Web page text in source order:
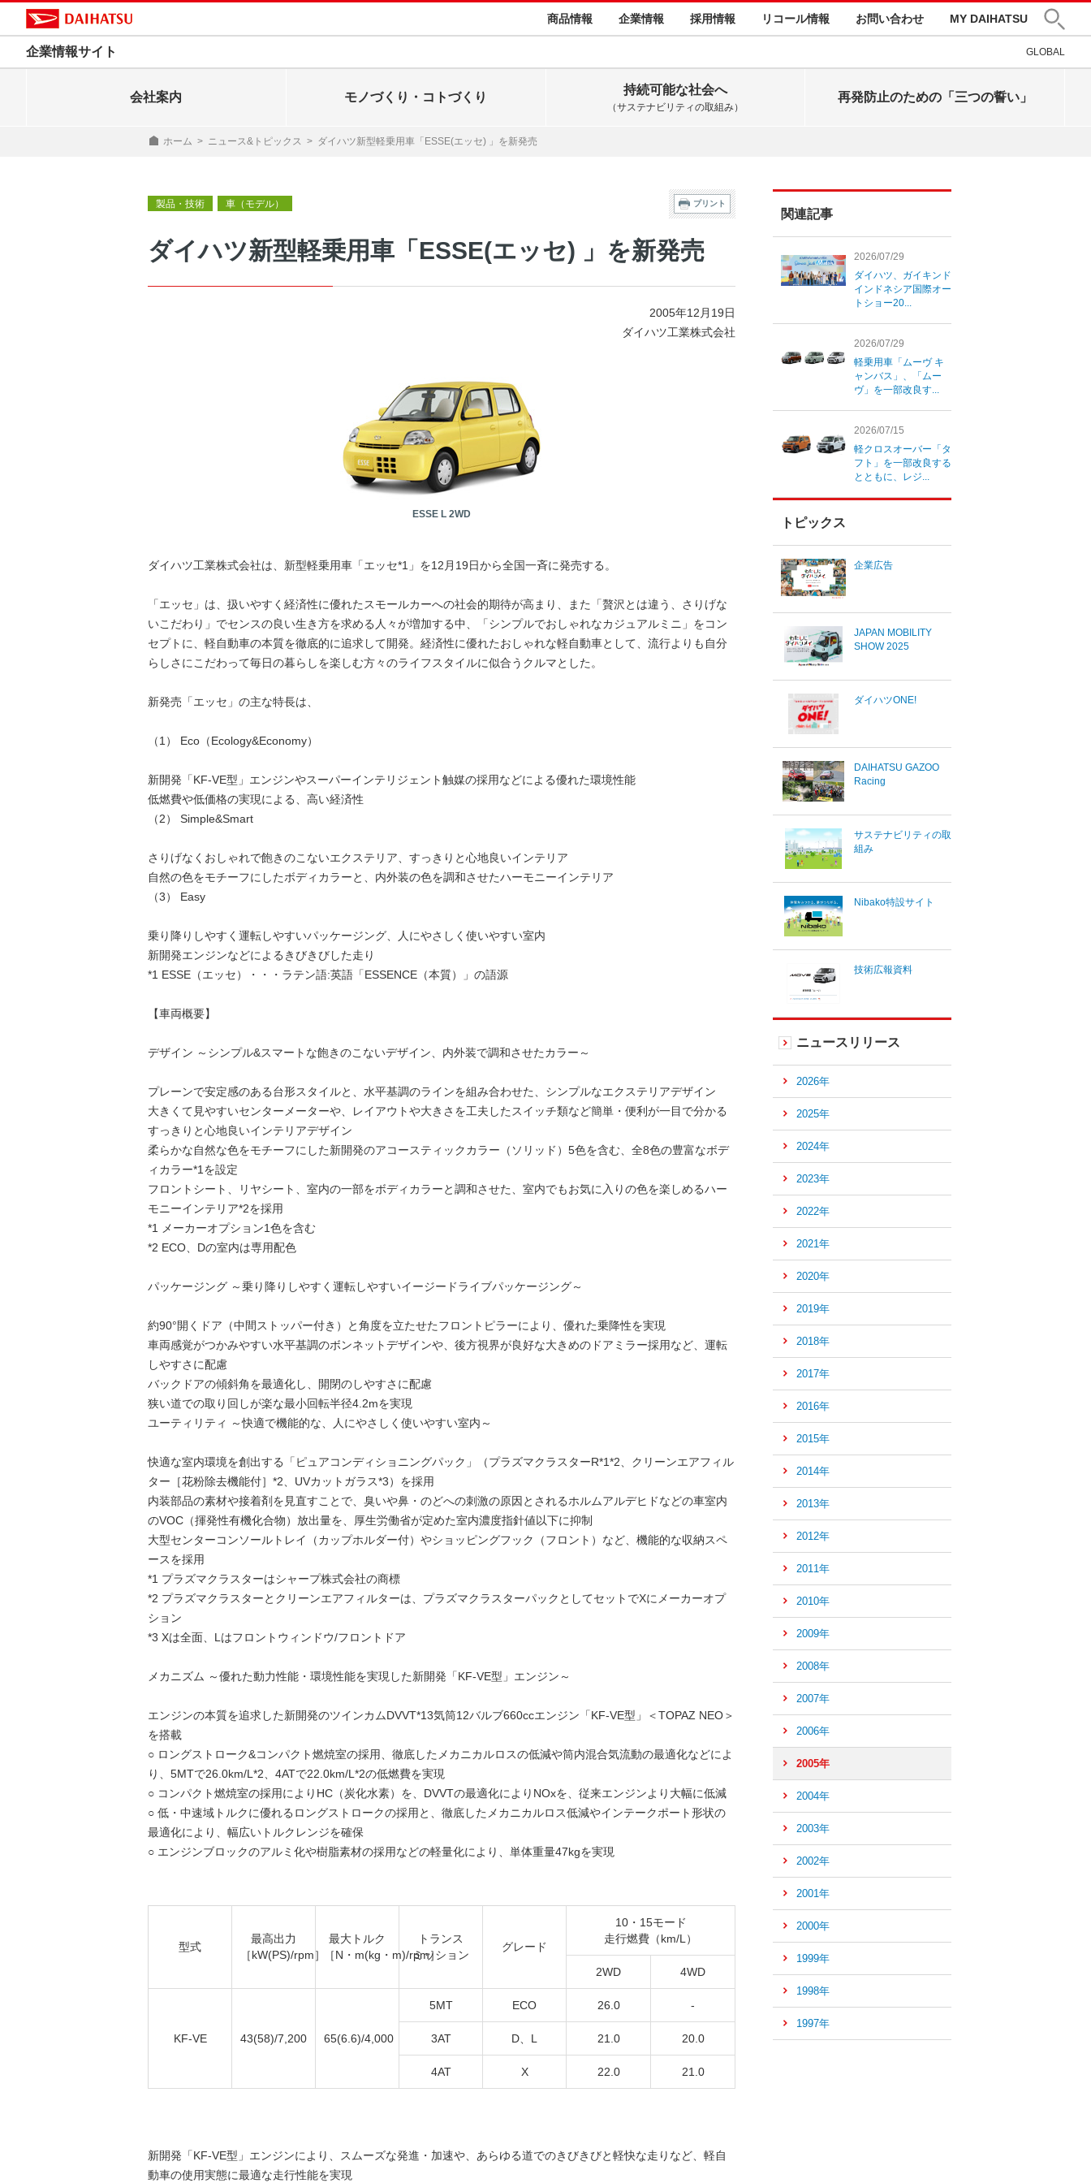
商品情報 企業情報 採用情報 リコール情報 お問い合わせ MY DAIHATSU
企業情報サイト GLOBAL
会社案内 モノづくり・コトづくり
持続可能な社会へ
（サステナビリティの取組み）
再発防止のための「三つの誓い」
ホーム > ニュース&トピックス > ダイハツ新型軽乗用車「ESSE(エッセ) 」を新発売
プリント
製品・技術 車（モデル）
ダイハツ新型軽乗用車「ESSE(エッセ) 」を新発売
2005年12月19日
ダイハツ工業株式会社
ESSE L 2WD
ダイハツ工業株式会社は、新型軽乗用車「エッセ*1」を12月19日から全国一斉に発売する。
「エッセ」は、扱いやすく経済性に優れたスモールカーへの社会的期待が高まり、また「贅沢とは違う、さりげな
いこだわり」でセンスの良い生き方を求める人々が増加する中、「シンプルでおしゃれなカジュアルミニ」をコン
セプトに、軽自動車の本質を徹底的に追求して開発。経済性に優れたおしゃれな軽自動車として、流行よりも自分
らしさにこだわって毎日の暮らしを楽しむ方々のライフスタイルに似合うクルマとした。
新発売「エッセ」の主な特長は、
（1） Eco（Ecology&Economy）
新開発「KF-VE型」エンジンやスーパーインテリジェント触媒の採用などによる優れた環境性能
低燃費や低価格の実現による、高い経済性
（2） Simple&Smart
さりげなくおしゃれで飽きのこないエクステリア、すっきりと心地良いインテリア
自然の色をモチーフにしたボディカラーと、内外装の色を調和させたハーモニーインテリア
（3） Easy
乗り降りしやすく運転しやすいパッケージング、人にやさしく使いやすい室内
新開発エンジンなどによるきびきびした走り
*1 ESSE（エッセ）・・・ラテン語:英語「ESSENCE（本質）」の語源
【車両概要】
デザイン ～シンプル&スマートな飽きのこないデザイン、内外装で調和させたカラー～
プレーンで安定感のある台形スタイルと、水平基調のラインを組み合わせた、シンプルなエクステリアデザイン
大きくて見やすいセンターメーターや、レイアウトや大きさを工夫したスイッチ類など簡単・便利が一目で分かる
すっきりと心地良いインテリアデザイン
柔らかな自然な色をモチーフにした新開発のアコースティックカラー（ソリッド）5色を含む、全8色の豊富なボデ
ィカラー*1を設定
フロントシート、リヤシート、室内の一部をボディカラーと調和させた、室内でもお気に入りの色を楽しめるハー
モニーインテリア*2を採用
*1 メーカーオプション1色を含む
*2 ECO、Dの室内は専用配色
パッケージング ～乗り降りしやすく運転しやすいイージードライブパッケージング～
約90°開くドア（中間ストッパー付き）と角度を立たせたフロントピラーにより、優れた乗降性を実現
車両感覚がつかみやすい水平基調のボンネットデザインや、後方視界が良好な大きめのドアミラー採用など、運転
しやすさに配慮
バックドアの傾斜角を最適化し、開閉のしやすさに配慮
狭い道での取り回しが楽な最小回転半径4.2mを実現
ユーティリティ ～快適で機能的な、人にやさしく使いやすい室内～
快適な室内環境を創出する「ピュアコンディショニングパック」（プラズマクラスターR*1*2、クリーンエアフィル
ター［花粉除去機能付］*2、UVカットガラス*3）を採用
内装部品の素材や接着剤を見直すことで、臭いや鼻・のどへの刺激の原因とされるホルムアルデヒドなどの車室内
のVOC（揮発性有機化合物）放出量を、厚生労働省が定めた室内濃度指針値以下に抑制
大型センターコンソールトレイ（カップホルダー付）やショッピングフック（フロント）など、機能的な収納スペ
ースを採用
*1 プラズマクラスターはシャープ株式会社の商標
*2 プラズマクラスターとクリーンエアフィルターは、プラズマクラスターパックとしてセットでXにメーカーオプ
ション
*3 Xは全面、Lはフロントウィンドウ/フロントドア
メカニズム ～優れた動力性能・環境性能を実現した新開発「KF-VE型」エンジン～
エンジンの本質を追求した新開発のツインカムDVVT*13気筒12バルブ660ccエンジン「KF-VE型」＜TOPAZ NEO＞
を搭載
○ ロングストローク&コンパクト燃焼室の採用、徹底したメカニカルロスの低減や筒内混合気流動の最適化などによ
り、5MTで26.0km/L*2、4ATで22.0km/L*2の低燃費を実現
○ コンパクト燃焼室の採用によりHC（炭化水素）を、DVVTの最適化によりNOxを、従来エンジンより大幅に低減
○ 低・中速域トルクに優れるロングストロークの採用と、徹底したメカニカルロス低減やインテークポート形状の
最適化により、幅広いトルクレンジを確保
○ エンジンブロックのアルミ化や樹脂素材の採用などの軽量化により、単体重量47kgを実現
型式
最高出力
［kW(PS)/rpm］
最大トルク
［N・m(kg・m)/rpm］
トランス
ミッション
グレード
10・15モード
走行燃費（km/L）
2WD 4WD
KF-VE 43(58)/7,200 65(6.6)/4,000
5MT ECO 26.0 -
3AT D、L 21.0 20.0
4AT X 22.0 21.0
新開発「KF-VE型」エンジンにより、スムーズな発進・加速や、あらゆる道でのきびきびと軽快な走りなど、軽自
動車の使用実態に最適な走行性能を実現
関連記事
2026/07/29
ダイハツ、ガイキンド
インドネシア国際オー
トショー20...
2026/07/29
軽乗用車「ムーヴ キ
ャンバス」、「ムー
ヴ」を一部改良す...
2026/07/15
軽クロスオーバー「タ
フト」を一部改良する
とともに、レジ...
トピックス
企業広告
JAPAN MOBILITY
SHOW 2025
ダイハツONE!
DAIHATSU GAZOO
Racing
サステナビリティの取
組み
Nibako特設サイト
技術広報資料
ニュースリリース
2026年
2025年
2024年
2023年
2022年
2021年
2020年
2019年
2018年
2017年
2016年
2015年
2014年
2013年
2012年
2011年
2010年
2009年
2008年
2007年
2006年
2005年
2004年
2003年
2002年
2001年
2000年
1999年
1998年
1997年